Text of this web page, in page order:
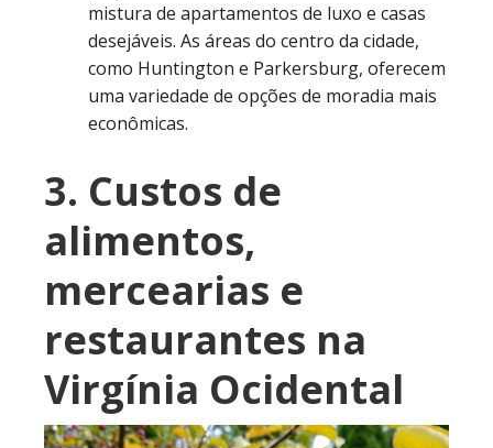
mistura de apartamentos de luxo e casas
desejáveis. As áreas do centro da cidade,
como Huntington e Parkersburg, oferecem
uma variedade de opções de moradia mais
econômicas.
3. Custos de
alimentos,
mercearias e
restaurantes na
Virgínia Ocidental